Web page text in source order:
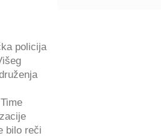
policija
bilo reči